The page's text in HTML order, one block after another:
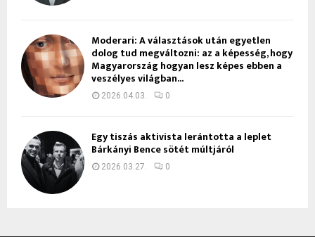
Moderari: A választások után egyetlen
dolog tud megváltozni: az a képesség, hogy
Magyarország hogyan lesz képes ebben a
veszélyes világban...
2026.04.03. 0
Egy tiszás aktivista lerántotta a leplet
Bárkányi Bence sötét múltjáról
2026.03.27. 0